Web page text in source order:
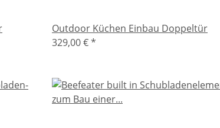
Outdoor Küchen Einbau Doppeltür
329,00 €*